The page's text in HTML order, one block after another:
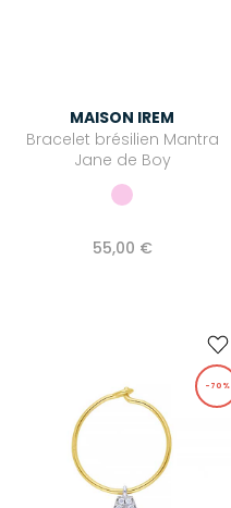
Juliette has a gun
K.Jacques
Pascale Monvoisin
MAISON IREM
Bracelet brésilien Mantra
Jane de Boy
55,00 €
-70%